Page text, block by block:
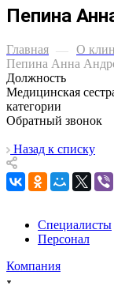
Пепина
Главная — О
Пепина Анна
Должность
Медицинская
категории
Обратный звонок
Назад к списку
Специалисты
Персонал
Компания